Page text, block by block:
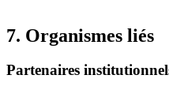
7. Organismes liés
Partenaires